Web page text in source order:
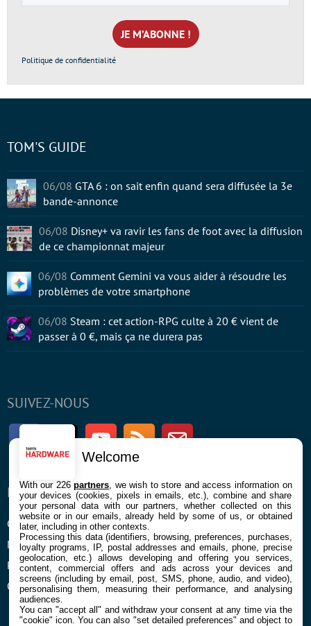
e-
mail
*
Politique de confidentialité
SUIVEZ-NOUS
FacebookTwitter Youtube RSS Newsletter
ENTREPRISE
Confidentialité et Cookies
Mentions légales et CGU
Préférences Cookies
Qui sommes nous
À PROPOS
Contact
TOM'S GUIDE
06/08 GTA 6 : on sait enfin quand sera diffusée la 3e
bande-annonce
06/08 Disney+ va ravir les fans de foot avec la diffusion
de ce championnat majeur
06/08 Comment Gemini va vous aider à résoudre les
problèmes de votre smartphone
06/08 Steam : cet action-RPG culte à 20 € vient de
passer à 0 €, mais ça ne durera pas
Welcome
With our 226partners , we wish to store and access information on
your devices (cookies, pixels in emails, etc.), combine and share
your personal data with our partners, whether collected on this
website or in our emails, already held by some of us, or obtained
later, including in other contexts.
Processing this data (identifiers, browsing, preferences, purchases,
loyalty programs, IP, postal addresses and emails, phone, precise
geolocation, etc.) allows developing and offering you services,
content, commercial offers and ads across your devices and
screens (including by email, post, SMS, phone, audio, and video),
personalising them, measuring their performance, and analysing
audiences.
You can "accept all" and withdraw your consent at any time via the
"cookie" icon. You can also "set detailed preferences" and object to